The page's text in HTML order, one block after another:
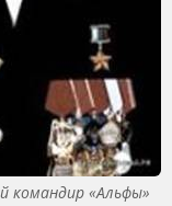
командир «Альфы»